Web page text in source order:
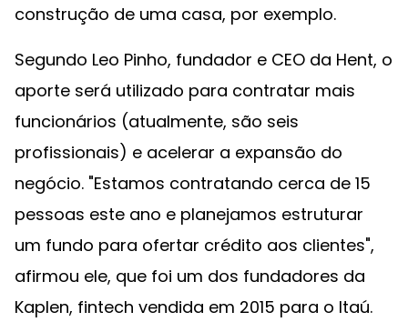
construção de uma casa, por exemplo.
Segundo Leo Pinho, fundador e CEO da Hent, o
aporte será utilizado para contratar mais
funcionários (atualmente, são seis
profissionais) e acelerar a expansão do
negócio. "Estamos contratando cerca de 15
pessoas este ano e planejamos estruturar
um fundo para ofertar crédito aos clientes",
afirmou ele, que foi um dos fundadores da
Kaplen, fintech vendida em 2015 para o Itaú.